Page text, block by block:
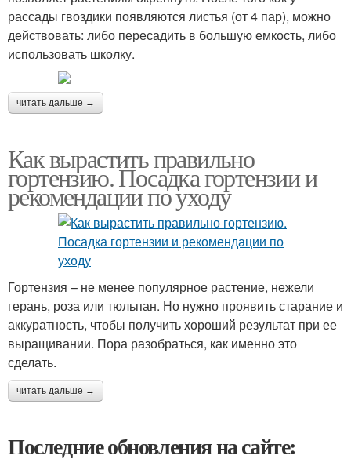
рассады гвоздики появляются листья (от 4 пар), можно
действовать: либо пересадить в большую емкость, либо
использовать школку.
читать дальше →
Как вырастить правильно
гортензию. Посадка гортензии и
рекомендации по уходу
Гортензия – не менее популярное растение, нежели
герань, роза или тюльпан. Но нужно проявить старание и
аккуратность, чтобы получить хороший результат при ее
выращивании. Пора разобраться, как именно это
сделать.
читать дальше →
Последние обновления на сайте: